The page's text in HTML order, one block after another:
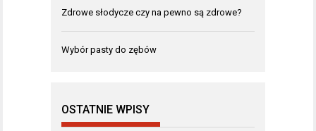
Zdrowe słodycze czy na pewno są zdrowe?
Wybór pasty do zębów
OSTATNIE WPISY